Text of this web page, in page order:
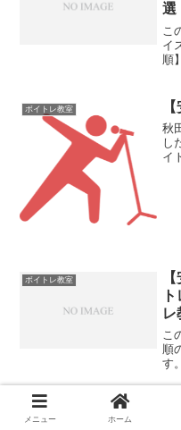
選
こ
イ
順
ボイトレ教室
秋
し
イ
ボイトレ教室
レ
こ
順
す
メニュー ホーム